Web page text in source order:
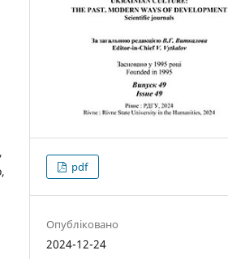
pdf
Опубліковано
2024-12-24